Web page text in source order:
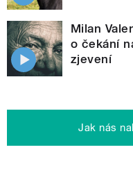
Milan
o čekání
zjevení
Jak nás